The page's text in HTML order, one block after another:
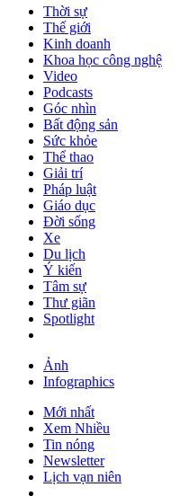
Thời sự
Thế giới
Kinh doanh
Khoa học công nghệ
Video
Podcasts
Góc nhìn
Bất động sản
Sức khỏe
Thể thao
Giải trí
Pháp luật
Giáo dục
Đời sống
Xe
Du lịch
Ý kiến
Tâm sự
Thư giãn
Spotlight
Ảnh
Infographics
Mới nhất
Xem Nhiều
Tin nóng
Newsletter
Lịch vạn niên